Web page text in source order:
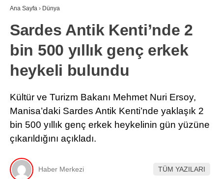
Ana Sayfa › Dünya
Sardes Antik Kenti’nde 2
bin 500 yıllık genç erkek
heykeli bulundu
Kültür ve Turizm Bakanı Mehmet Nuri Ersoy,
Manisa’daki Sardes Antik Kenti’nde yaklaşık 2
bin 500 yıllık genç erkek heykelinin gün yüzüne
çıkarıldığını açıkladı.
Haber Merkezi TÜM YAZILARI